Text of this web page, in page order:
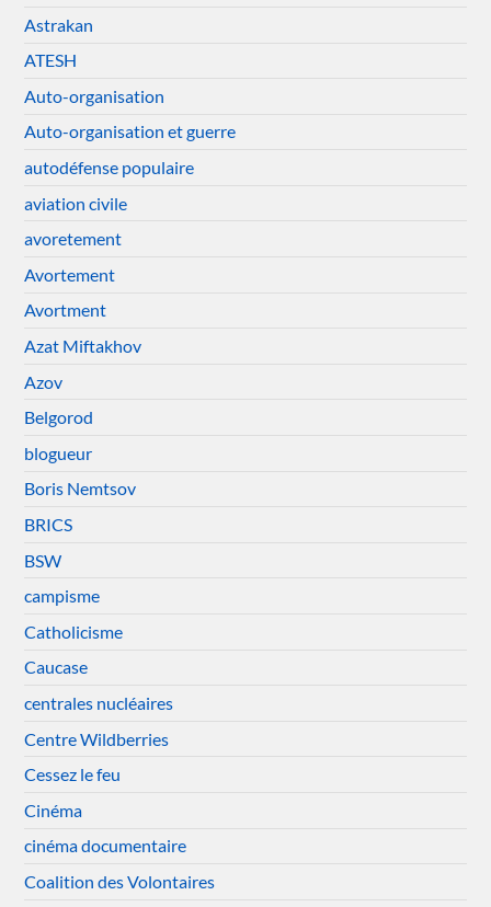
Astrakan
ATESH
Auto-organisation
Auto-organisation et guerre
autodéfense populaire
aviation civile
avoretement
Avortement
Avortment
Azat Miftakhov
Azov
Belgorod
blogueur
Boris Nemtsov
BRICS
BSW
campisme
Catholicisme
Caucase
centrales nucléaires
Centre Wildberries
Cessez le feu
Cinéma
cinéma documentaire
Coalition des Volontaires